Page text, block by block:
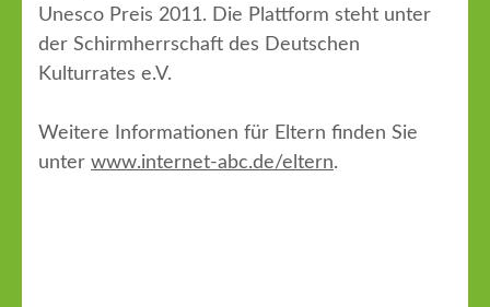
Unesco Preis 2011. Die Plattform steht unter
der Schirmherrschaft des Deutschen
Kulturrates e.V.
Weitere Informationen für Eltern finden Sie
unter www.internet-abc.de/eltern.